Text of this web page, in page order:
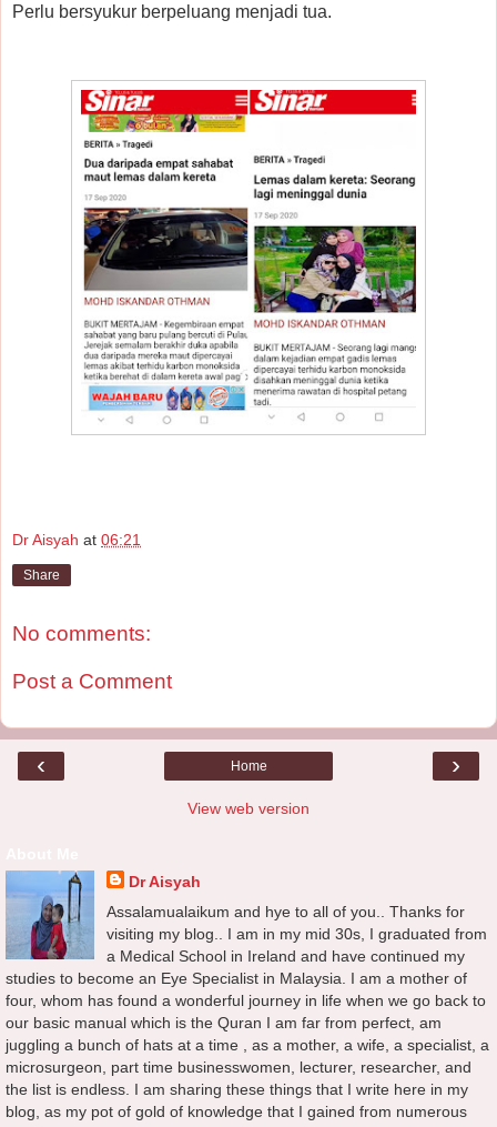
Perlu bersyukur berpeluang menjadi tua.
Dr Aisyah at 06:21
Share
No comments:
Post a Comment
‹ ›
Home
View web version
Dr Aisyah
Assalamualaikum and hye to all of you.. Thanks for
visiting my blog.. I am in my mid 30s, I graduated from
a Medical School in Ireland and have continued my
studies to become an Eye Specialist in Malaysia. I am a mother of
four, whom has found a wonderful journey in life when we go back to
our basic manual which is the Quran I am far from perfect, am
juggling a bunch of hats at a time , as a mother, a wife, a specialist, a
microsurgeon, part time businesswomen, lecturer, researcher, and
the list is endless. I am sharing these things that I write here in my
blog, as my pot of gold of knowledge that I gained from numerous